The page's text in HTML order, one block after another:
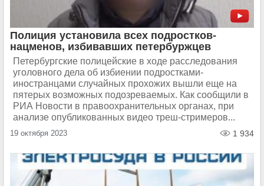
Полиция установила всех подростков-
нацменов, избивавших петербуржцев
Петербургские полицейские в ходе расследования
уголовного дела об избиении подростками-
иностранцами случайных прохожих вышли еще на
пятерых возможных подозреваемых. Как сообщили в
РИА Новости в правоохранительных органах, при
анализе опубликованных видео треш-стримеров...
19 октября 2023 1 934